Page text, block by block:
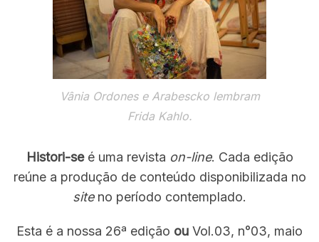
f
o
r
Vânia Ordones e Arabescko lembram
Frida Kahlo.
Histori-seé uma revista on-line. Cada edição
reúne a produção de conteúdo disponibilizada no
siteno período contemplado.
Esta é a nossa 26ª edição ou Vol.03, n°03, maio